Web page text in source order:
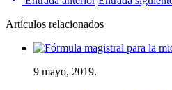
Artículos relacionados
9 mayo, 2019.